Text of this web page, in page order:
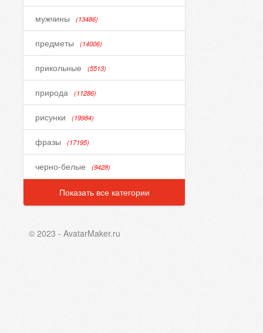
мужчины (13486)
предметы (14006)
прикольные (5513)
природа (11286)
рисунки (19984)
фразы (17195)
черно-белые (9428)
Показать все категории
© 2023 - AvatarMaker.ru